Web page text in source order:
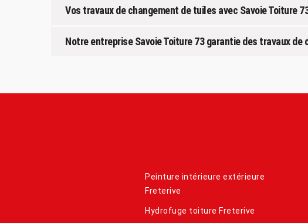
Vos travaux de changement de tuiles avec Savoie Toiture
Notre entreprise Savoie Toiture 73 garantie des travaux
Peinture intérieure extérieure
Freterive
Hydrofuge toiture Freterive